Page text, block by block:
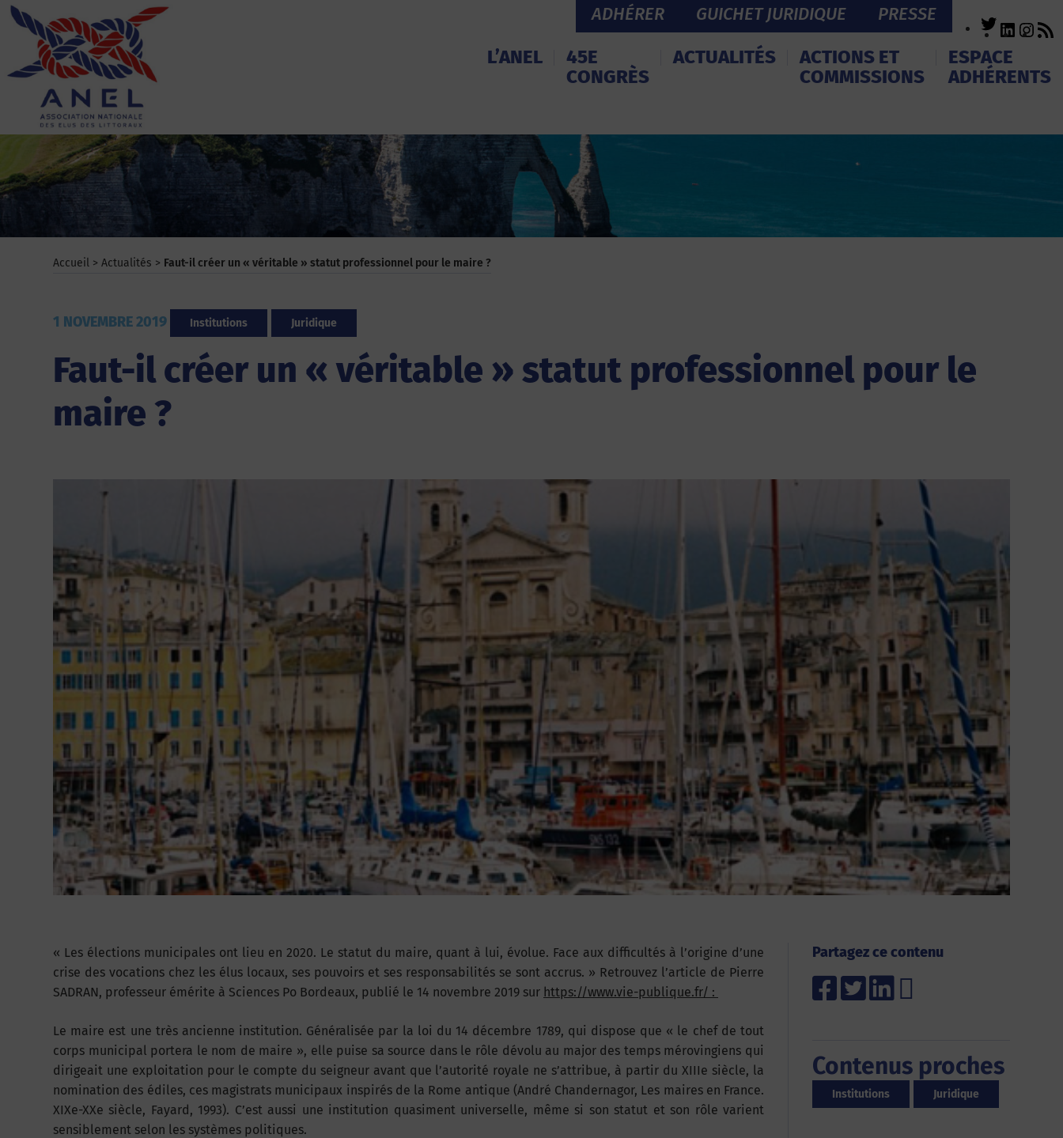
Aller
contenu
ANEL
ADHÉRER GUICHET JURIDIQUE PRESSE Twitter
L’ANEL
45E
CONGRÈS
ACTUALITÉS
ACTIONS ET
COMMISSIONS
ESPACE
ADHÉRENTS
Accueil > Actualités > Faut-il créer un « véritable » statut professionnel pour le maire ?
1 NOVEMBRE 2019 Institutions Juridique
Faut-il créer un « véritable » statut professionnel pour le
maire ?
« Les élections municipales ont lieu en 2020. Le statut du maire, quant à lui, évolue. Face aux difficultés à l’origine d’une
crise des vocations chez les élus locaux, ses pouvoirs et ses responsabilités se sont accrus. » Retrouvez l’article de Pierre
SADRAN, professeur émérite à Sciences Po Bordeaux, publié le 14 novembre 2019 sur https://www.vie-publique.fr/ :
Le maire est une très ancienne institution. Généralisée par la loi du 14 décembre 1789, qui dispose que « le chef de tout
corps municipal portera le nom de maire », elle puise sa source dans le rôle dévolu au major des temps mérovingiens qui
dirigeait une exploitation pour le compte du seigneur avant que l’autorité royale ne s’attribue, à partir du XIIIe siècle, la
nomination des édiles, ces magistrats municipaux inspirés de la Rome antique (André Chandernagor, Les maires en France.
XIXe-XXe siècle, Fayard, 1993). C’est aussi une institution quasiment universelle, même si son statut et son rôle varient
sensiblement selon les systèmes politiques.
Partagez ce contenu
Contenus proches
Institutions Juridique